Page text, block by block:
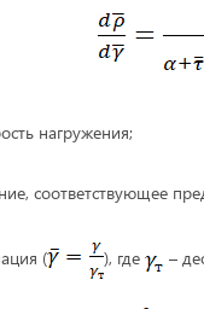
нагружения;
соответствующее
( ), где –